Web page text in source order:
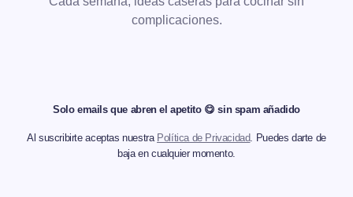
complicaciones.
Solo emails que abren el apetito 😋 sin spam añadido
Al suscribirte aceptas nuestra Política de Privacidad. Puedes darte de
baja en cualquier momento.